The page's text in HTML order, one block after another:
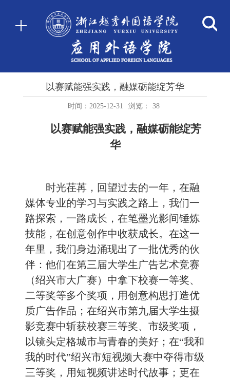
以赛赋能强实践，融媒砺能绽芳华
时间：2025-12-31 浏览： 38
以赛赋能强实践，融媒砺能绽芳
华
时光荏苒，回望过去的一年，在融
媒体专业的学习与实践之路上，我们一
路探索，一路成长，在笔墨光影间锤炼
技能，在创意创作中收获成长。在这一
年里，我们身边涌现出了一批优秀的伙
伴：他们在第三届大学生广告艺术竞赛
（绍兴市大广赛）中拿下校赛一等奖、
二等奖等多个奖项，用创意构思打造优
质广告作品；在绍兴市第九届大学生摄
影竞赛中斩获校赛三等奖、市级奖项，
以镜头定格城市与青春的美好；在“我和
我的时代”绍兴市短视频大赛中夺得市级
三等奖，用短视频讲述时代故事；更在